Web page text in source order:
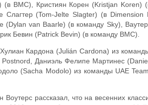
BMC), Кристиян Корен (Kristjan
Слагтер (Tom-Jelte Slagter) (в
(Dylan van Baarle) (в команду Sky),
Бевин (Patrick Bevin) (в команду BMC).
Кардона (Julián Cardona) из
Даниэль Фелипе Мартинес
(Sacha Modolo) из команды UAE
рассказал, что на весенних